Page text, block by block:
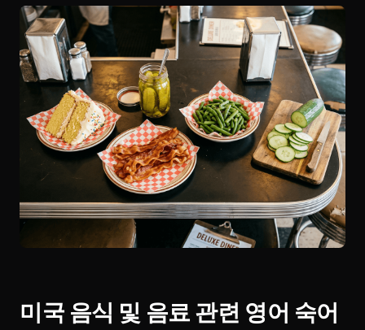
미국 음식 및 음료 관련 영어 숙어